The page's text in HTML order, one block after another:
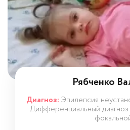
Рябченко
Диагноз: Эпилепсия
Дифференциальный